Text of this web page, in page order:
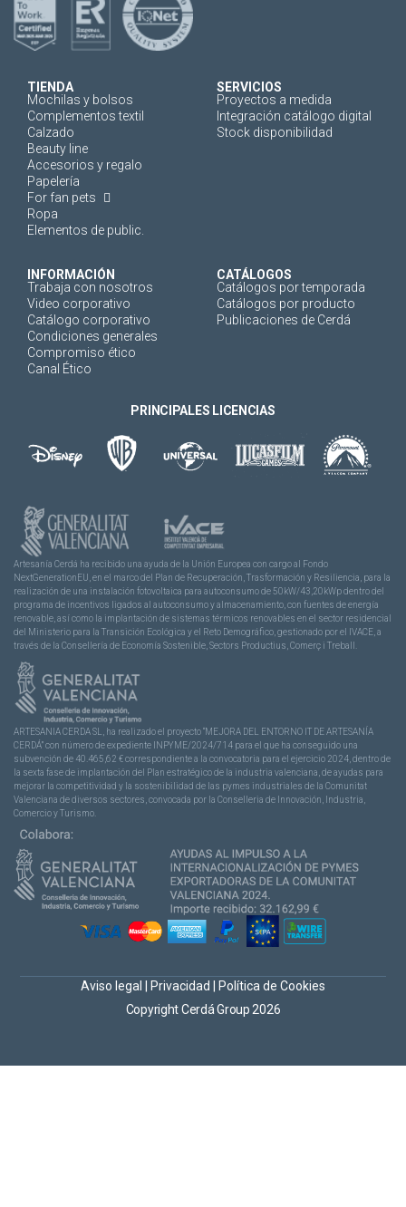
TIENDA
Mochilas y bolsos
Complementos textil
Calzado
Beauty line
Accesorios y regalo
Papelería
For fan pets
Ropa
Elementos de public.
SERVICIOS
Proyectos a medida
Integración catálogo digital
Stock disponibilidad
INFORMACIÓN
Trabaja con nosotros
Video corporativo
Catálogo corporativo
Condiciones generales
Compromiso ético
Canal Ético
CATÁLOGOS
Catálogos por temporada
Catálogos por producto
Publicaciones de Cerdá
PRINCIPALES LICENCIAS
Artesanía Cerdá ha recibido una ayuda de la Unión Europea con cargo al Fondo
NextGenerationEU, en el marco del Plan de Recuperación, Trasformación y Resiliencia, para la
realización de una instalación fotovoltaica para autoconsumo de 50kW/43,20kWp dentro del
programa de incentivos ligados al autoconsumo y almacenamiento, con fuentes de energía
renovable, así como la implantación de sistemas térmicos renovables en el sector residencial
del Ministerio para la Transición Ecológica y el Reto Demográfico, gestionado por el IVACE, a
través de la Consellería de Economía Sostenible, Sectors Productius, Comerç i Treball.
ARTESANIA CERDA SL, ha realizado el proyecto “MEJORA DEL ENTORNO IT DE ARTESANÍA
CERDÁ” con número de expediente INPYME/2024/714 para el que ha conseguido una
subvención de 40.465,62 € correspondiente a la convocatoria para el ejercicio 2024, dentro de
la sexta fase de implantación del Plan estratégico de la industria valenciana, de ayudas para
mejorar la competitividad y la sostenibilidad de las pymes industriales de la Comunitat
Valenciana de diversos sectores, convocada por la Conselleria de Innovación, Industria,
Comercio y Turismo.
Copyright Cerdá Group 2026
Aviso legal Privacidad Política de Cookies